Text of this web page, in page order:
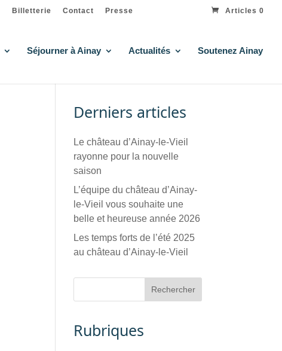
Billetterie Contact Presse Articles 0
Séjourner à Ainay Actualités Soutenez Ainay
Derniers articles
Le château d’Ainay-le-Vieil
rayonne pour la nouvelle
saison
L’équipe du château d’Ainay-
le-Vieil vous souhaite une
belle et heureuse année 2026
Les temps forts de l’été 2025
au château d’Ainay-le-Vieil
Rubriques